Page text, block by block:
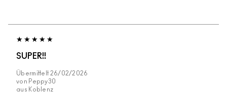
SUPER!!
Übermittelt 26/02/2026
von Peppy30
aus Koblenz